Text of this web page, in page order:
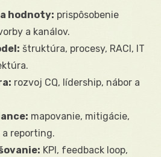
hodnoty: prispôsobenie
a kanálov.
štruktúra, procesy, RACI, IT
rozvoj CQ, lídership, nábor a
mapovanie, mitigácie,
reporting.
KPI, feedback loop,